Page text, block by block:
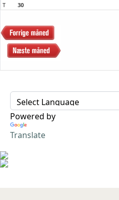
T 30
Powered by
Translate